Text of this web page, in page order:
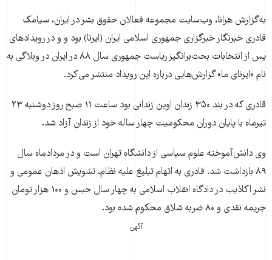
به‌گزارش هرانا، وب‌سایت مجموعه فعالان حقوق بشر در ایران، سیامک
قادری خبرنگار خبرگزاری جمهوری اسلامی ایران (ايرنا) بود و و در رویدادهای
پس از انتخابات بحث‌برانگیز رياست جمهوری سال ۸۸ در ايران در وبلاگی به
نام «ايرنای ما» گزارش‌هايی درباره اين رويداد منتشر می‌کرد.
قادری که در بند ۳۵۰ زندان اوين زندانی بود ساعت ۱۱ صبح روز دوشنبه ۲۳
تیرماه با پايان دوران محکوميت چهار ساله خود از زندان آزاد شد.
وی دانش‌آموخته علوم سياسی از دانشگاه تهران است و در مرداد‌ماه سال
۸۹ بازداشت شد. قادری به اتهام تبليغ عليه نظام، تشويش اذهان عمومی و
نشر اکاذيب در دادگاه انقلاب اسلامی به چهار سال حبس و ۱۰۰ هزار تومان
جريمه نقدی و ۸۰ ضربه شلاق محکوم شده بود.
آگهی